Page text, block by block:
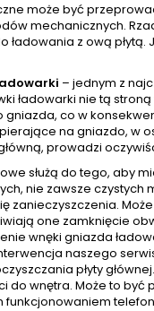
może być
mechanicznych.
ładowania z ową
– jednym z
ładowarki nie tą
co w
na gniazdo, w
prowadzi
służą do tego, aby
nie zawsze
one zamknięcie
wnęki gniazda
naszego
płyty
do wnętra. Może to
funkcjonowaniem